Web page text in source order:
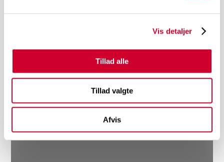
Vis detaljer
Tillad alle
Tillad valgte
Afvis
Telefonteknik – Sådan får du
mødet over telefonen